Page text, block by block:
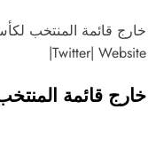
Twitter| Website|
خارج قائمة